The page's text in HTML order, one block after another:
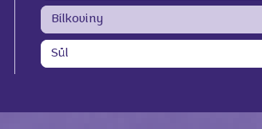
Bílkoviny
Sůl